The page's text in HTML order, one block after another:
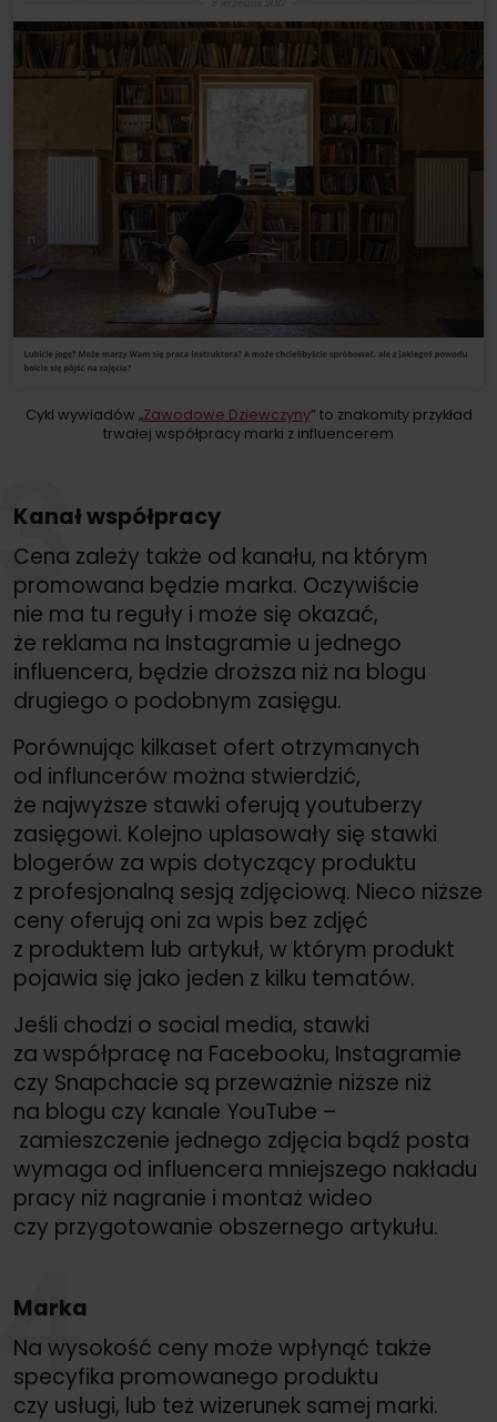
Cykl wywiadów „Zawodowe Dziewczyny” to znakomity przykład
trwałej współpracy marki z influencerem
Kanał współpracy
Cena zależy także od kanału, na którym
promowana będzie marka. Oczywiście
nie ma tu reguły i może się okazać,
że reklama na Instagramie u jednego
influencera, będzie droższa niż na blogu
drugiego o podobnym zasięgu.
Porównując kilkaset ofert otrzymanych
od influncerów można stwierdzić,
że najwyższe stawki oferują youtuberzy
zasięgowi. Kolejno uplasowały się stawki
blogerów za wpis dotyczący produktu
z profesjonalną sesją zdjęciową. Nieco niższe
ceny oferują oni za wpis bez zdjęć
z produktem lub artykuł, w którym produkt
pojawia się jako jeden z kilku tematów.
Jeśli chodzi o social media, stawki
za współpracę na Facebooku, Instagramie
czy Snapchacie są przeważnie niższe niż
na blogu czy kanale YouTube –
zamieszczenie jednego zdjęcia bądź posta
wymaga od influencera mniejszego nakładu
pracy niż nagranie i montaż wideo
czy przygotowanie obszernego artykułu.
Marka
Na wysokość ceny może wpłynąć także
specyfika promowanego produktu
czy usługi, lub też wizerunek samej marki.